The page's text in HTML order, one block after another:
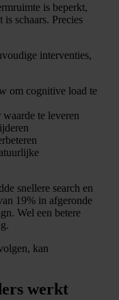
is beperkt,
schaars. Precies
interventies,
om cognitive load te
te leveren
snellere search en
19% in afgeronde
Wel een betere
kan
werkt